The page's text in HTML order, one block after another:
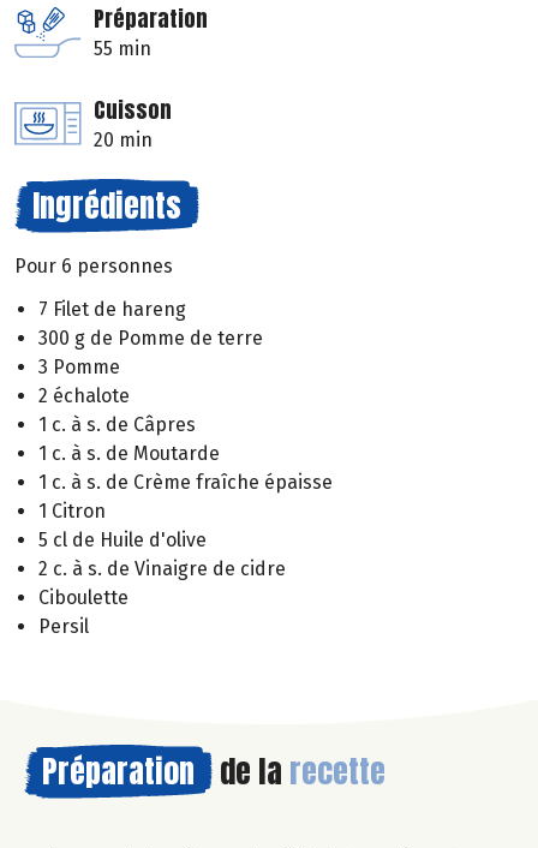
Préparation
55 min
Cuisson
20 min
Ingrédients
Pour 6 personnes
7 Filet de hareng
300 g de Pomme de terre
3 Pomme
2 échalote
1 c. à s. de Câpres
1 c. à s. de Moutarde
1 c. à s. de Crème fraîche épaisse
1 Citron
5 cl de Huile d'olive
2 c. à s. de Vinaigre de cidre
Ciboulette
Persil
Préparation de la recette